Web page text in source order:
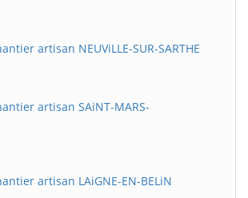
artisan NEUViLLE-SUR-SARTHE
artisan SAiNT-MARS-
artisan LAiGNE-EN-BELiN